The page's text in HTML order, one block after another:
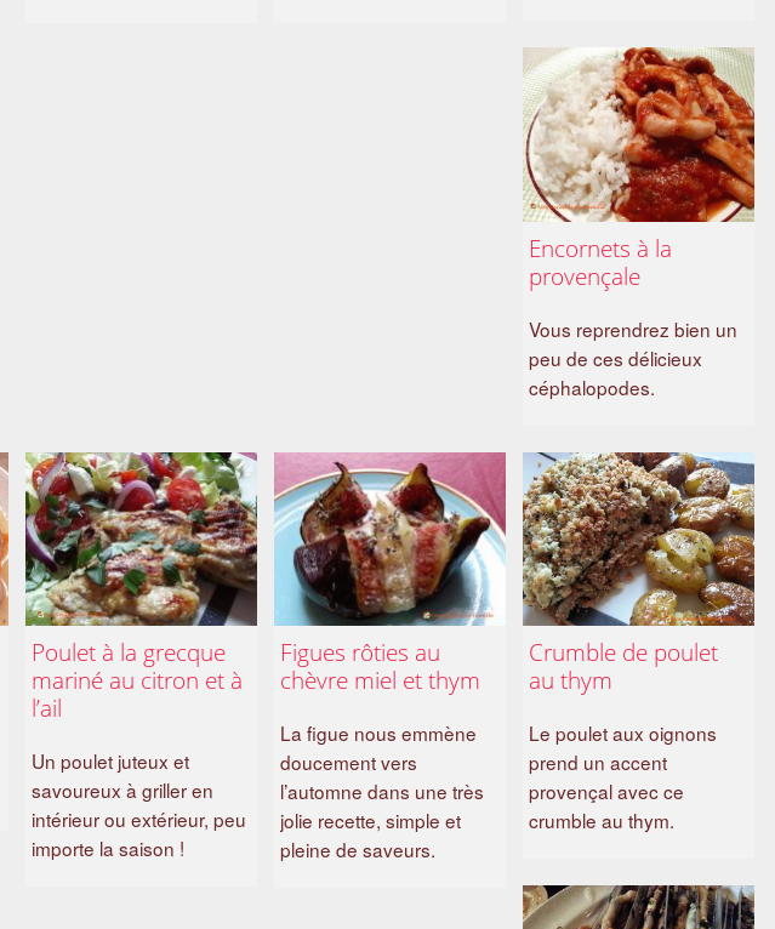
Encornets à la
provençale
Vous reprendrez bien un
peu de ces délicieux
céphalopodes.
Poulet à la grecque
mariné au citron et à
l’ail
Un poulet juteux et
savoureux à griller en
intérieur ou extérieur, peu
importe la saison !
Figues rôties au
chèvre miel et thym
La figue nous emmène
doucement vers
l’automne dans une très
jolie recette, simple et
pleine de saveurs.
Crumble de poulet
au thym
Le poulet aux oignons
prend un accent
provençal avec ce
crumble au thym.